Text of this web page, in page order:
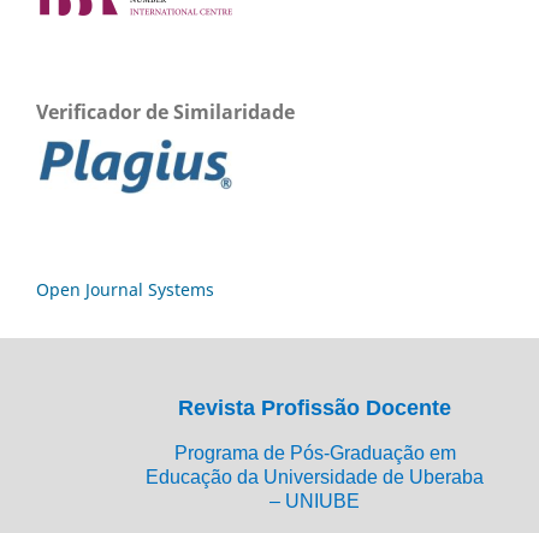
Verificador de Similaridade
Open Journal Systems
Revista Profissão Docente
Programa de Pós-Graduação em
Educação da Universidade de Uberaba
– UNIUBE